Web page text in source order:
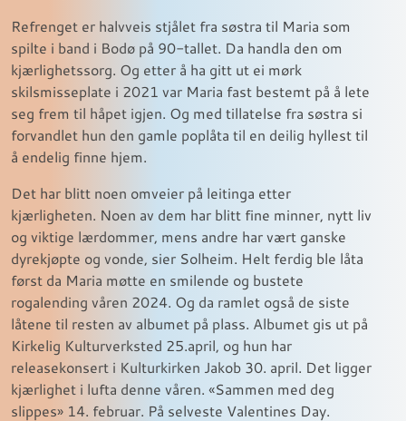
Refrenget er halvveis stjålet fra søstra til Maria som
spilte i band i Bodø på 90-tallet. Da handla den om
kjærlighetssorg. Og etter å ha gitt ut ei mørk
skilsmisseplate i 2021 var Maria fast bestemt på å lete
seg frem til håpet igjen. Og med tillatelse fra søstra si
forvandlet hun den gamle poplåta til en deilig hyllest til
å endelig finne hjem.
Det har blitt noen omveier på leitinga etter
kjærligheten. Noen av dem har blitt fine minner, nytt liv
og viktige lærdommer, mens andre har vært ganske
dyrekjøpte og vonde, sier Solheim. Helt ferdig ble låta
først da Maria møtte en smilende og bustete
rogalending våren 2024. Og da ramlet også de siste
låtene til resten av albumet på plass. Albumet gis ut på
Kirkelig Kulturverksted 25.april, og hun har
releasekonsert i Kulturkirken Jakob 30. april. Det ligger
kjærlighet i lufta denne våren. «Sammen med deg
slippes» 14. februar. På selveste Valentines Day.